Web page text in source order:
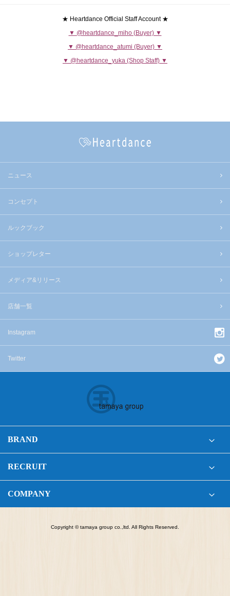
★ Heartdance Official Staff Account ★
▼ @heartdance_miho (Buyer) ▼
▼ @heartdance_atumi (Buyer) ▼
▼ @heartdance_yuka (Shop Staff) ▼
ニュース
コンセプト
ルックブック
ショップレター
メディア&リリース
店舗一覧
Instagram
Twitter
BRAND
RECRUIT
COMPANY
Copyright © tamaya group co.,ltd. All Rights Reserved.